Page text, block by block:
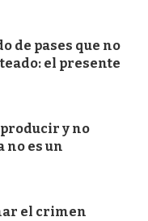
de pases que no
el presente
y no
no es un
el crimen